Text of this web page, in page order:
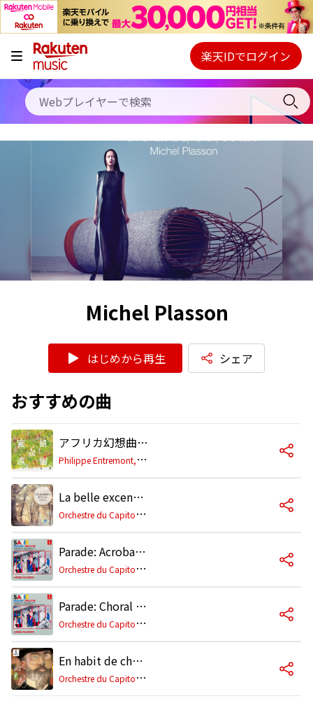
キャンペーン
料金プラン
使い方
初回30日間無料お試し
Webプレイヤー
ご契約内容の確認・変更
楽天IDでログイン
Michel Plasson
はじめから再生 シェア
おすすめの曲
アフリカ幻想曲 作品89
P
hilippe Entremont,ミシェル・プラッソン,L'orchestre du Capitole de Toulouse,Toulouse Capitol Orchestra
La belle excentrique: No. 1, Grande ritournelle
O
rchestre du Capitole de Toulouse, Michel Plasson
Parade: Acrobates
O
rchestre du Capitole de Toulouse, Michel Plasson
Parade: Choral - Prélude du rideau rouge
O
rchestre du Capitole de Toulouse, Michel Plasson
En habit de cheval: No. 1, Choral (Orchestral Version)
O
rchestre du Capitole de Toulouse, Michel Plasson